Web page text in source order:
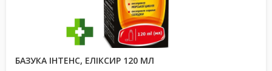
БАЗУКА ІНТЕНС, ЕЛІКСИР 120 МЛ